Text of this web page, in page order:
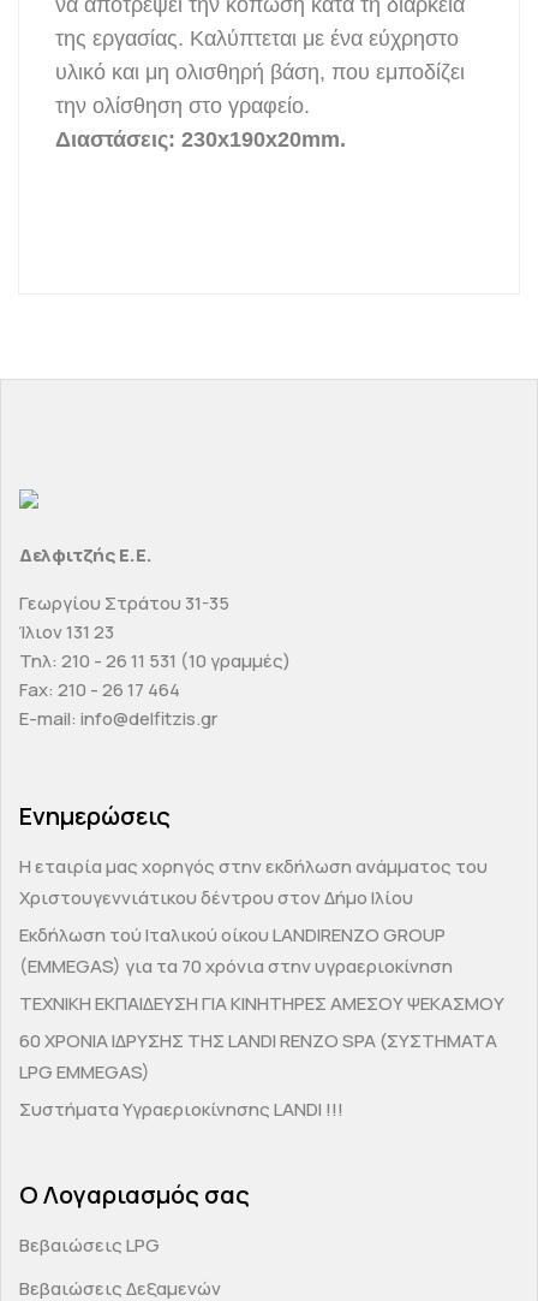
να αποτρέψει την κόπωση κατά τη διάρκεια
της εργασίας. Καλύπτεται με ένα εύχρηστο
υλικό και μη ολισθηρή βάση, που εμποδίζει
την ολίσθηση στο γραφείο.
Διαστάσεις: 230x190x20mm.
Δελφιτζής Ε.Ε.
Γεωργίου Στράτου 31-35
Ίλιον 131 23
Τηλ: 210 - 26 11 531 (10 γραμμές)
Fax: 210 - 26 17 464
E-mail: info@delfitzis.gr
Ενημερώσεις
H εταιρία μας χορηγός στην εκδήλωση ανάμματος του
Χριστουγεννιάτικου δέντρου στον Δήμο Ιλίου
Εκδήλωση τού Ιταλικού οίκου LANDIRENZO GROUP
(EMMEGAS) για τα 70 χρόνια στην υγραεριοκίνηση
ΤΕΧΝΙΚΗ ΕΚΠΑΙΔΕΥΣΗ ΓΙΑ ΚΙΝΗΤΗΡΕΣ ΑΜΕΣΟΥ ΨΕΚΑΣΜΟΥ
60 ΧΡΟΝΙΑ ΙΔΡΥΣΗΣ ΤΗΣ LANDI RENZO SPA (ΣΥΣΤΗΜΑΤΑ
LPG EMMEGAS)
Συστήματα Υγραεριοκίνησης LANDI !!!
Ο Λογαριασμός σας
Βεβαιώσεις LPG
Βεβαιώσεις Δεξαμενών